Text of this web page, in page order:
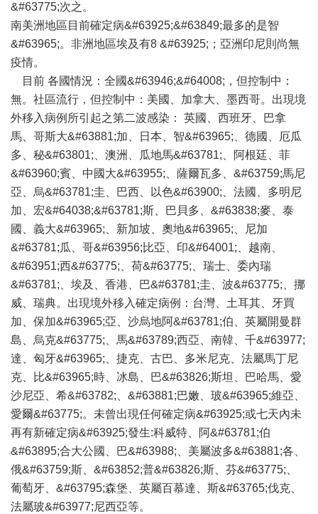
&#63775;次之。
南美洲地區目前確定病&#63925;&#63849;最多的是智
&#63965;。非洲地區埃及有8 &#63925;；亞洲印尼則尚無
疫情。
目前 各國情況：全國&#63946;&#64008;，但控制中：
無。社區流行，但控制中：美國、加拿大、墨西哥。出現境
外移入病例所引起之第二波感染： 英國、西班牙、巴拿
馬、哥斯大&#63881;加、日本、智&#63965;、德國、厄瓜
多、秘&#63801;、澳洲、瓜地馬&#63781;、阿根廷、菲
&#63960;賓、中國大&#63955;、薩爾瓦多、&#63759;馬尼
亞、烏&#63781;圭、巴西、以色&#63900;、法國、多明尼
加、宏&#64038;&#63781;斯、巴貝多、&#63838;麥、泰
國、義大&#63965;、新加坡、奧地&#63965;、尼加
&#63781;瓜、哥&#63956;比亞、印&#64001;、越南、
&#63951;西&#63775;、荷&#63775;、瑞士、委內瑞
&#63781;、埃及、香港、巴&#63781;圭、波&#63775;、挪
威、瑞典。出現境外移入確定病例：台灣、土耳其、牙買
加、保加&#63965;亞、沙烏地阿&#63781;伯、英屬開曼群
島、烏克&#63775;、馬&#63789;西亞、南韓、千&#63977;
達、匈牙&#63965;、捷克、古巴、多米尼克、法屬馬丁尼
克、比&#63965;時、冰島、巴&#63826;斯坦、巴哈馬、愛
沙尼亞、希&#63782;、&#63881;巴嫩、玻&#63965;維亞、
愛爾&#63775;。未曾出現任何確定病&#63925;或七天內未
再有新確定病&#63925;發生:科威特、阿&#63781;伯
&#63895;合大公國、巴&#63988;、美屬波多&#63881;各、
俄&#63759;斯、&#63852;普&#63826;斯、芬&#63775;、
葡萄牙、&#63795;森堡、英屬百慕達、斯&#63765;伐克、
法屬玻&#63977;尼西亞等。